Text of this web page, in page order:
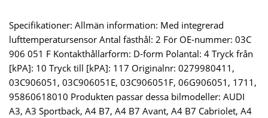
Specifikationer: Allmän information: Med integrerad
lufttemperatursensor Antal fästhål: 2 För OE-nummer: 03C
906 051 F Kontakthållarform: D-form Polantal: 4 Tryck från
[kPA]: 10 Tryck till [kPA]: 117 Originalnr: 0279980411,
03C906051, 03C906051E, 03C906051F, 06G906051, 1711,
95860618010 Produkten passar dessa bilmodeller: AUDI
A3, A3 Sportback, A4 B7, A4 B7 Avant, A4 B7 Cabriolet, A4